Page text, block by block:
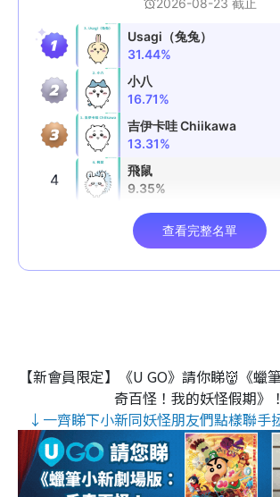
【新會員限定】《U GO》請你睇👹《蠟
奇百怪！我的妖怪假期》！
↓一齊睇下小新同妖怪朋友們點樣聯手